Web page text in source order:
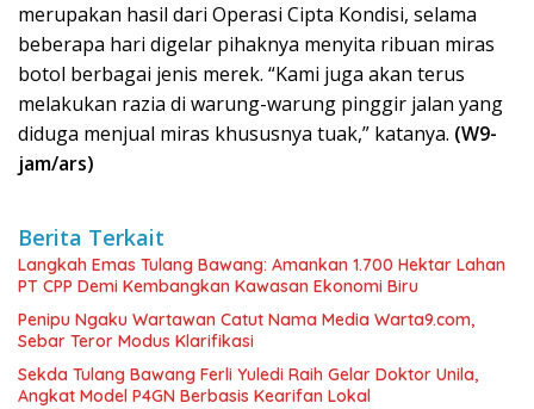
merupakan hasil dari Operasi Cipta Kondisi, selama
beberapa hari digelar pihaknya menyita ribuan miras
botol berbagai jenis merek. “Kami juga akan terus
melakukan razia di warung-warung pinggir jalan yang
diduga menjual miras khususnya tuak,” katanya. (W9-
jam/ars)
Berita Terkait
Langkah Emas Tulang Bawang: Amankan 1.700 Hektar Lahan
PT CPP Demi Kembangkan Kawasan Ekonomi Biru
Penipu Ngaku Wartawan Catut Nama Media Warta9.com,
Sebar Teror Modus Klarifikasi
Sekda Tulang Bawang Ferli Yuledi Raih Gelar Doktor Unila,
Angkat Model P4GN Berbasis Kearifan Lokal